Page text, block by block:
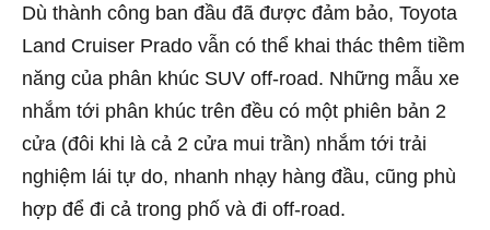
Dù thành công ban đầu đã được đảm bảo, Toyota
Land Cruiser Prado vẫn có thể khai thác thêm tiềm
năng của phân khúc SUV off-road. Những mẫu xe
nhắm tới phân khúc trên đều có một phiên bản 2
cửa (đôi khi là cả 2 cửa mui trần) nhắm tới trải
nghiệm lái tự do, nhanh nhạy hàng đầu, cũng phù
hợp để đi cả trong phố và đi off-road.